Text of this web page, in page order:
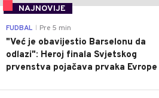
NAJNOVIJE
FUDBAL Pre 5 min
"Već je obavijestio Barselonu da
odlazi": Heroj finala Svjetskog
prvenstva pojačava prvaka Evrope